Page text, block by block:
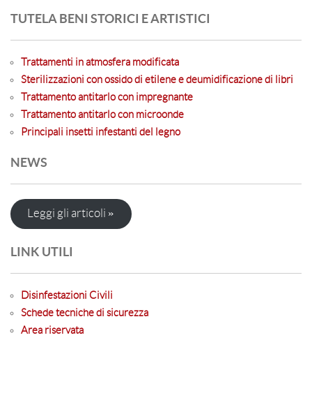
TUTELA BENI STORICI E ARTISTICI
Trattamenti in atmosfera modificata
Sterilizzazioni con ossido di etilene e deumidificazione di libri
Trattamento antitarlo con impregnante
Trattamento antitarlo con microonde
Principali insetti infestanti del legno
NEWS
Leggi gli articoli »
LINK UTILI
Disinfestazioni Civili
Schede tecniche di sicurezza
Area riservata